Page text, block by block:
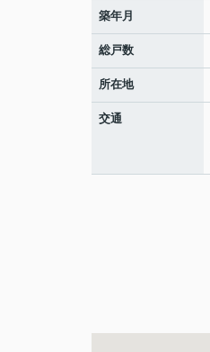
築年月
総戸数
所在地
交通